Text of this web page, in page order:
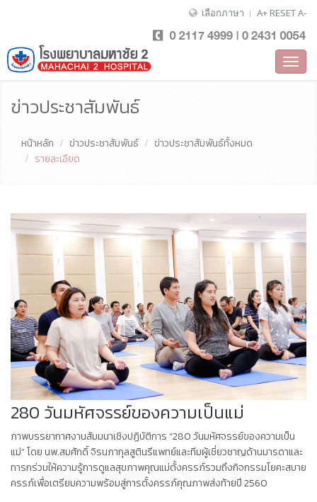
เลือกภาษา A+ RESETA-
ข่าวประชาสัมพันธ์
หน้าหลัก ข่าวประชาสัมพันธ์
ข่าวประชาสัมพันธ์ทั้งหมด
รายละเอียด
280 วันมหัศจรรย์ของความเป็นแม่
ภาพบรรยากาศงานสัมมนาเชิงปฏิบัติการ “280 วันมหัศจรรย์ของความเป็น
แม่” โดย นพ.สมศักดิ์ จิรนภากุลสูตินรีแพทย์และทีมผู้เชี่ยวชาญด้านมารดาและ
ทารกร่วมให้ความรู้การดูแลสุขภาพคุณแม่ตั้งครรภ์รวมถึงกิจกรรมโยคะสบาย
ครรภ์เพื่อเตรียมความพร้อมสู่การตั้งครรภ์คุณภาพส่งท้ายปี 2560